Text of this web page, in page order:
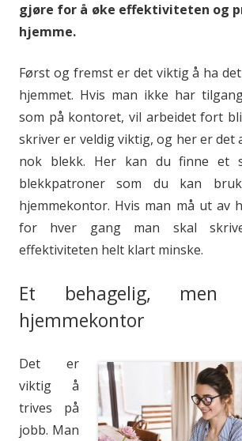
gjøre for å øke effektiviteten og
hjemme.
Først og fremst er det viktig å ha
hjemmet. Hvis man ikke har
som på kontoret, vil arbeidet fort
skriver er veldig viktig, og her er det
nok blekk. Her kan du finne et
blekkpatroner som du kan
hjemmekontor. Hvis man må ut av
for hver gang man skal
effektiviteten helt klart minske.
Et behagelig, men
hjemmekontor
Det er
viktig å
trives på
jobb. Man